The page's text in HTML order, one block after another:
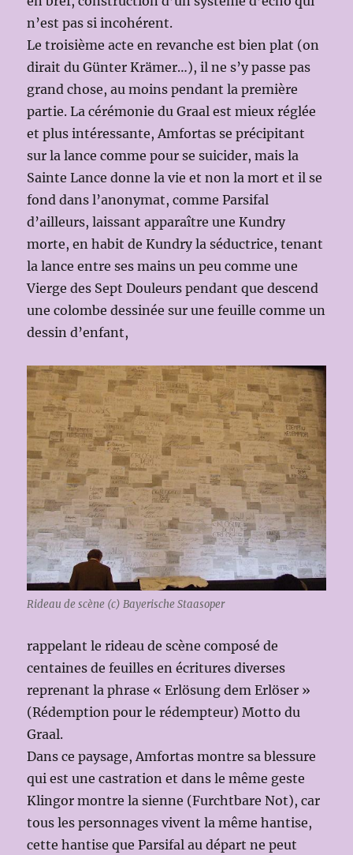
n’est pas si incohérent.
Le troisième acte en revanche est bien plat (on
dirait du Günter Krämer…), il ne s’y passe pas
grand chose, au moins pendant la première
partie. La cérémonie du Graal est mieux réglée
et plus intéressante, Amfortas se précipitant
sur la lance comme pour se suicider, mais la
Sainte Lance donne la vie et non la mort et il se
fond dans l’anonymat, comme Parsifal
d’ailleurs, laissant apparaître une Kundry
morte, en habit de Kundry la séductrice, tenant
la lance entre ses mains un peu comme une
Vierge des Sept Douleurs pendant que descend
une colombe dessinée sur une feuille comme un
dessin d’enfant,
Rideau de scène (c) Bayerische Staasoper
rappelant le rideau de scène composé de
centaines de feuilles en écritures diverses
reprenant la phrase « Erlösung dem Erlöser »
(Rédemption pour le rédempteur) Motto du
Graal.
Dans ce paysage, Amfortas montre sa blessure
qui est une castration et dans le même geste
Klingor montre la sienne (Furchtbare Not), car
tous les personnages vivent la même hantise,
cette hantise que Parsifal au départ ne peut